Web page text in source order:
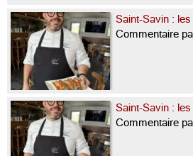
Saint-Savin :
Commentaire
Saint-Savin :
Commentaire